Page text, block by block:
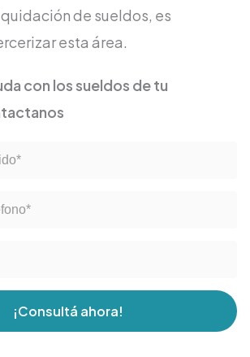
de sueldos, es
esta área.
con los sueldos de tu
¡Consultá ahora!